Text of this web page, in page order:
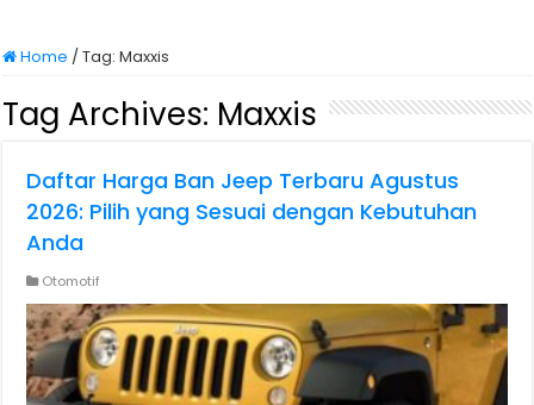
Home /Tag:Maxxis
Tag Archives: Maxxis
Daftar Harga Ban Jeep Terbaru Agustus
2026: Pilih yang Sesuai dengan Kebutuhan
Anda
Otomotif